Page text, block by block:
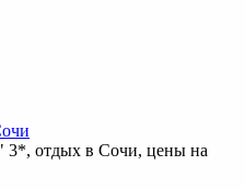
3*, отдых в Сочи, цены на